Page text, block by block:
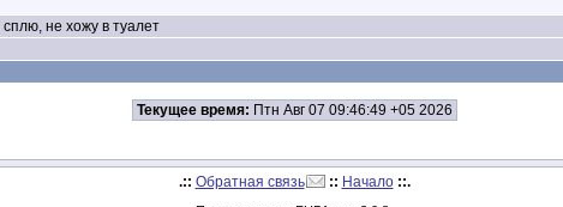
не хожу в туалет
Текущее время: Птн Авг 07 09:46:49 +05 2026
.:: Обратная связь :: Начало ::.